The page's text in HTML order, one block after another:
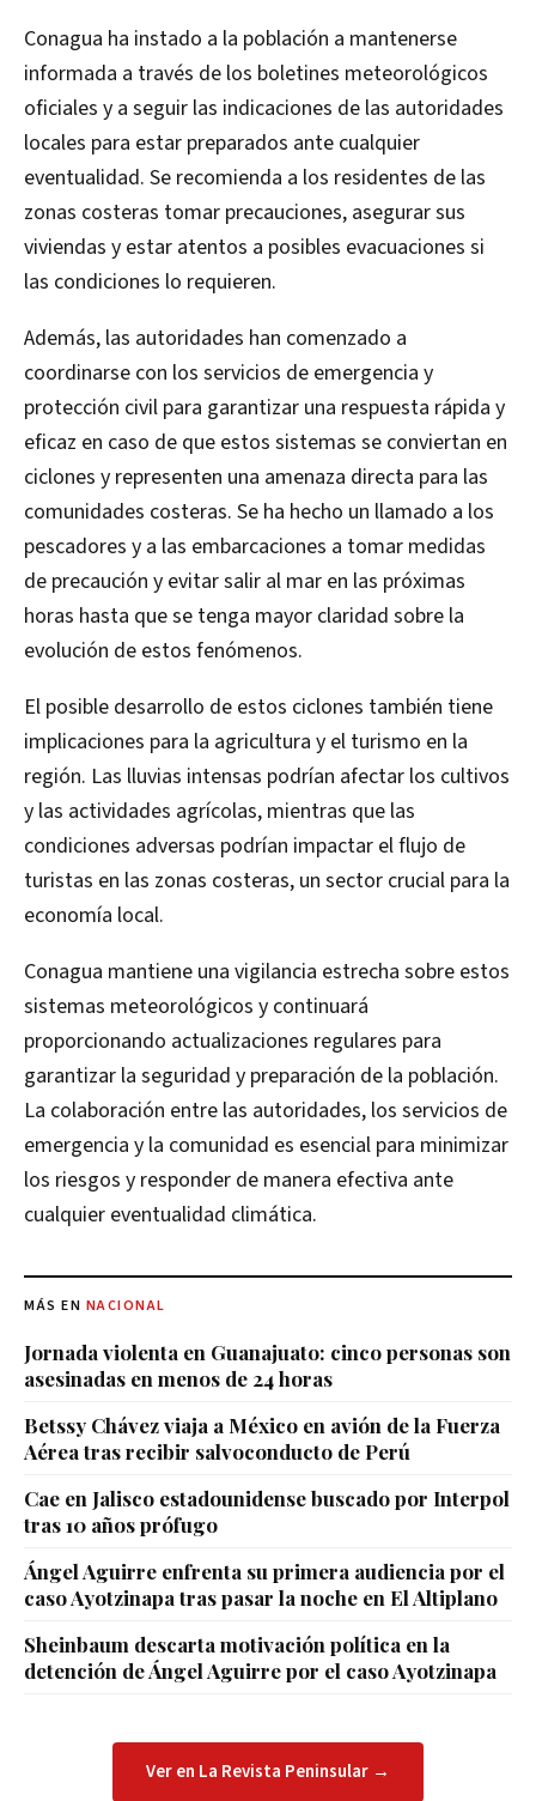
Conagua ha instado a la población a mantenerse
informada a través de los boletines meteorológicos
oficiales y a seguir las indicaciones de las autoridades
locales para estar preparados ante cualquier
eventualidad. Se recomienda a los residentes de las
zonas costeras tomar precauciones, asegurar sus
viviendas y estar atentos a posibles evacuaciones si
las condiciones lo requieren.
Además, las autoridades han comenzado a
coordinarse con los servicios de emergencia y
protección civil para garantizar una respuesta rápida y
eficaz en caso de que estos sistemas se conviertan en
ciclones y representen una amenaza directa para las
comunidades costeras. Se ha hecho un llamado a los
pescadores y a las embarcaciones a tomar medidas
de precaución y evitar salir al mar en las próximas
horas hasta que se tenga mayor claridad sobre la
evolución de estos fenómenos.
El posible desarrollo de estos ciclones también tiene
implicaciones para la agricultura y el turismo en la
región. Las lluvias intensas podrían afectar los cultivos
y las actividades agrícolas, mientras que las
condiciones adversas podrían impactar el flujo de
turistas en las zonas costeras, un sector crucial para la
economía local.
Conagua mantiene una vigilancia estrecha sobre estos
sistemas meteorológicos y continuará
proporcionando actualizaciones regulares para
garantizar la seguridad y preparación de la población.
La colaboración entre las autoridades, los servicios de
emergencia y la comunidad es esencial para minimizar
los riesgos y responder de manera efectiva ante
cualquier eventualidad climática.
MÁS EN NACIONAL
Jornada violenta en Guanajuato: cinco personas son
asesinadas en menos de 24 horas
Betssy Chávez viaja a México en avión de la Fuerza
Aérea tras recibir salvoconducto de Perú
Cae en Jalisco estadounidense buscado por Interpol
tras 10 años prófugo
Ángel Aguirre enfrenta su primera audiencia por el
caso Ayotzinapa tras pasar la noche en El Altiplano
Sheinbaum descarta motivación política en la
detención de Ángel Aguirre por el caso Ayotzinapa
Ver en La Revista Peninsular →